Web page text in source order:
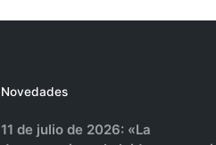
Novedades
11 de julio de 2026: «La